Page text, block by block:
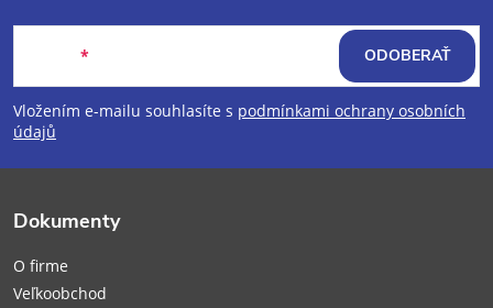
Z
á
p
Vložením e-mailu souhlasíte s podmínkami ochrany osobních
údajů
ODOBERAŤ
Dokumenty
O firme
Veľkoobchod